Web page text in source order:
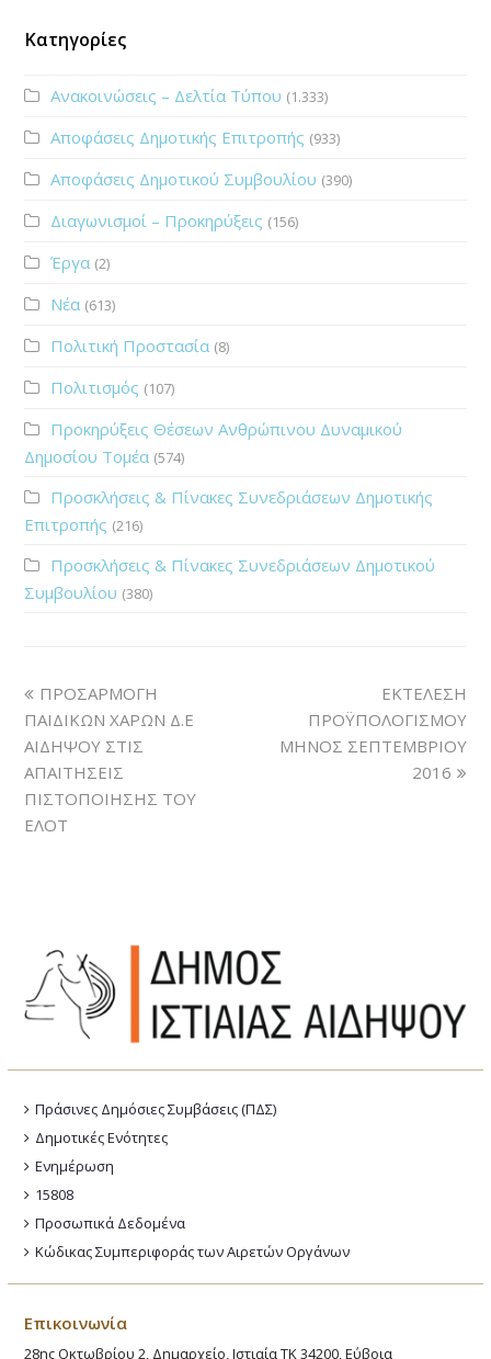
Κατηγορίες
Ανακοινώσεις – Δελτία Τύπου (1.333)
Αποφάσεις Δημοτικής Επιτροπής (933)
Αποφάσεις Δημοτικού Συμβουλίου (390)
Διαγωνισμοί – Προκηρύξεις (156)
Έργα (2)
Νέα (613)
Πολιτική Προστασία (8)
Πολιτισμός (107)
Προκηρύξεις Θέσεων Ανθρώπινου Δυναμικού
Δημοσίου Τομέα (574)
Προσκλήσεις & Πίνακες Συνεδριάσεων Δημοτικής
Επιτροπής (216)
Προσκλήσεις & Πίνακες Συνεδριάσεων Δημοτικού
Συμβουλίου (380)
ΠΡΟΣΑΡΜΟΓΗ
ΠΑΙΔΙΚΩΝ ΧΑΡΩΝ Δ.Ε
ΑΙΔΗΨΟΥ ΣΤΙΣ
ΑΠΑΙΤΗΣΕΙΣ
ΠΙΣΤΟΠΟΙΗΣΗΣ ΤΟΥ
ΕΛΟΤ
ΕΚΤΕΛΕΣΗ
ΠΡΟΫΠΟΛΟΓΙΣΜΟΥ
ΜΗΝΟΣ ΣΕΠΤΕΜΒΡΙΟΥ
2016
Πράσινες Δημόσιες Συμβάσεις (ΠΔΣ)
Δημοτικές Ενότητες
Ενημέρωση
15808
Προσωπικά Δεδομένα
Κώδικας Συμπεριφοράς των Αιρετών Οργάνων
Επικοινωνία
28ης Οκτωβρίου 2, Δημαρχείο, Ιστιαία ΤΚ 34200, Εύβοια